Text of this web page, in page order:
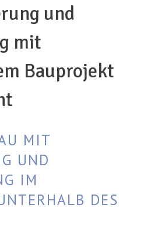
und
mit
Bauprojekt
MIT
UND
IM
DES